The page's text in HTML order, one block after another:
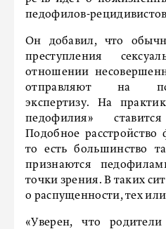
педофилов-
Он добавил, что
преступления
отношении
отправляют на
экспертизу. На
педофилия»
Подобное расстройство
то есть большинство
признаются
точки зрения. В таких
о распущенности, тех
«Уверен, что